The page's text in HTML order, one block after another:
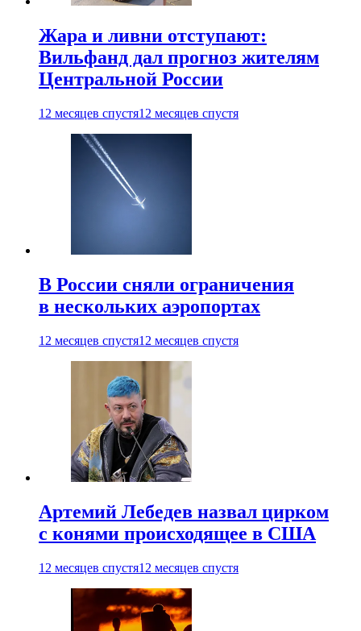
Жара и ливни отступают:
Вильфанд дал прогноз жителям
Центральной России
12 месяцев спустя12 месяцев спустя
В России сняли ограничения
в нескольких аэропортах
12 месяцев спустя12 месяцев спустя
Артемий Лебедев назвал цирком
с конями происходящее в США
12 месяцев спустя12 месяцев спустя